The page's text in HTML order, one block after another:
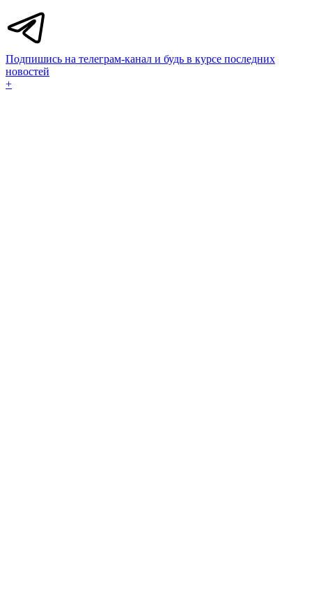
Подпишись на телеграм-канал и будь в курсе последних
новостей
+